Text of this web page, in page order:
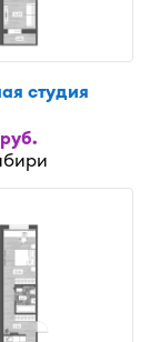
студия